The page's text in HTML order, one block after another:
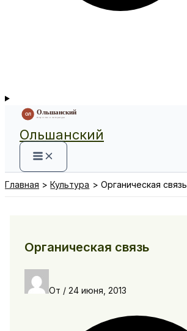
Ольшанский
Главная Культура Органическая связь
Органическая связь
От / 24 июня, 2013